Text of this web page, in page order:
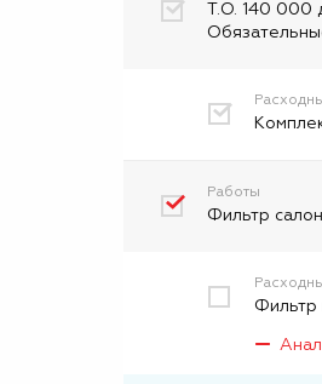
Т.О. 140 000
Работы
Фильтр
Фильтр